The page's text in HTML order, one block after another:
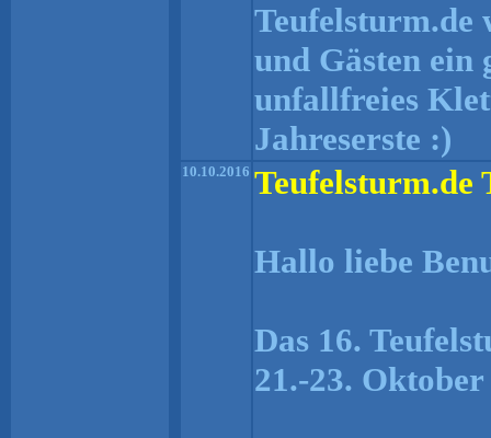
Teufelsturm.de
und Gästen ein
unfallfreies
Jahreserste :)
10.10.2016 Teufelsturm.de
Hallo liebe
Das 16.
21.-23.